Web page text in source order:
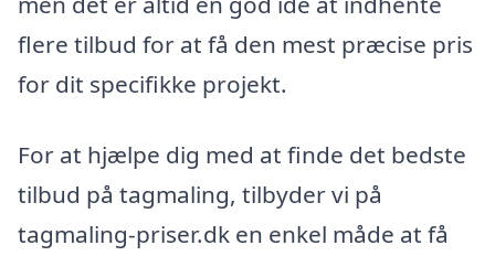
flere tilbud for at få den mest præcise pris
for dit specifikke projekt.
For at hjælpe dig med at finde det bedste
tilbud på tagmaling, tilbyder vi på
tagmaling-priser.dk en enkel måde at få